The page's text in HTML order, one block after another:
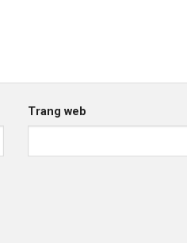
Trang web